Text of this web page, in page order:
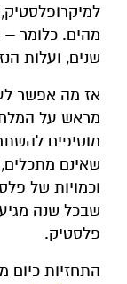
מהים. כלומר –
שנים, ועלות
אז מה אפשר
מראש על
מוסיפים
שאינם מתכלים,
וכמויות של
שבכל שנה
פלסטיק.
התחזיות